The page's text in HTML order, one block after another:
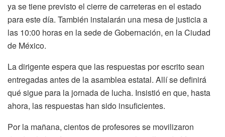
ya se tiene previsto el cierre de carreteras en el estado
para este día. También instalarán una mesa de justicia a
las 10:00 horas en la sede de Gobernación, en la Ciudad
de México.
La dirigente espera que las respuestas por escrito sean
entregadas antes de la asamblea estatal. Allí se definirá
qué sigue para la jornada de lucha. Insistió en que, hasta
ahora, las respuestas han sido insuficientes.
Por la mañana, cientos de profesores se movilizaron